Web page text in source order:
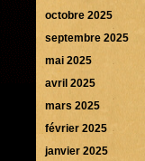
octobre 2025
septembre 2025
mai 2025
avril 2025
mars 2025
février 2025
janvier 2025